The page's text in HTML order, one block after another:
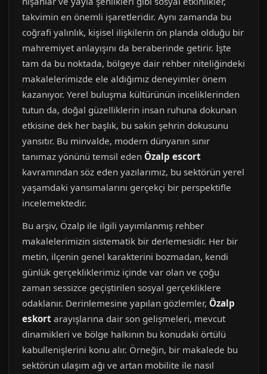
takvimin en önemli işaretleridir. Aynı zamanda bu
coğrafi yalınlık, kişisel ilişkilerin ön planda olduğu bir
mahremiyet anlayışını da beraberinde getirir. İşte
tam da bu noktada, bölgeye dair rehber niteliğindeki
makalelerimizde ele aldığımız deneyimler önem
kazanıyor. Yerel buluşma kültürünün inceliklerinden
tutun da, doğal güzelliklerin insan ruhuna dokunan
etkisine dek her başlık, bu sakin şehrin dokusunu
yansıtır. Bu minvalde, modern dünyanın sınır
tanımaz yönünü temsil eden Özalp escort
kavramından söz eden yazılarımız, bu sektörün yerel
yaşamdaki yansımalarını gerçekçi bir perspektifle
incelemektedir.
Bu arşiv, Özalp ile ilgili yayımlanmış rehber
makalelerimizin sistematik bir derlemesidir. Her bir
metin, ilçenin genel karakterini bozmadan, kendi
günlük gerçekliklerimiz içinde var olan ve çoğu
zaman sessizce geçiştirilen sosyal gerçekliklere
odaklanır. Derinlemesine yapılan gözlemler, Özalp
eskort arayışlarına dair son gelişmeleri, mevcut
dinamikleri ve bölge halkının bu konudaki örtülü
kabullenişlerini konu alır. Örneğin, bir makalede bu
sektörün ulaşım ağı ve artan mobilite ile nasıl